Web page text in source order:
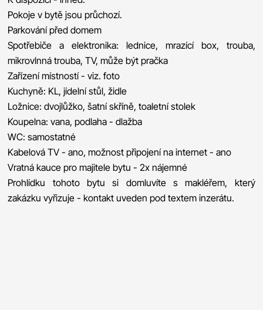
Pokoje v bytě jsou průchozí.
Parkování před domem
Spotřebiče a elektronika: lednice, mrazící box, trouba,
mikrovlnná trouba, TV, může být pračka
Zařízení místností - viz. foto
Kuchyně: KL, jídelní stůl, židle
Ložnice: dvojlůžko, šatní skříně, toaletní stolek
Koupelna: vana, podlaha - dlažba
WC: samostatné
Kabelová TV - ano, možnost připojení na internet - ano
Vratná kauce pro majitele bytu - 2x nájemné
Prohlídku tohoto bytu si domluvíte s makléřem, který
zakázku vyřizuje - kontakt uveden pod textem inzerátu.